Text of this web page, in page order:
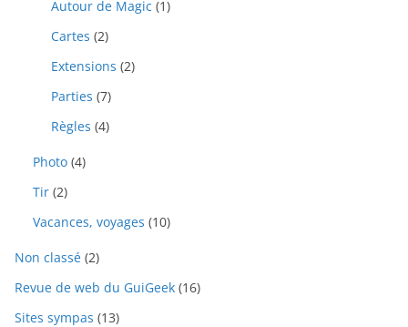
Autour de Magic (1)
Cartes (2)
Extensions (2)
Parties (7)
Règles (4)
Photo (4)
Tir (2)
Vacances, voyages (10)
Non classé (2)
Revue de web du GuiGeek (16)
Sites sympas (13)